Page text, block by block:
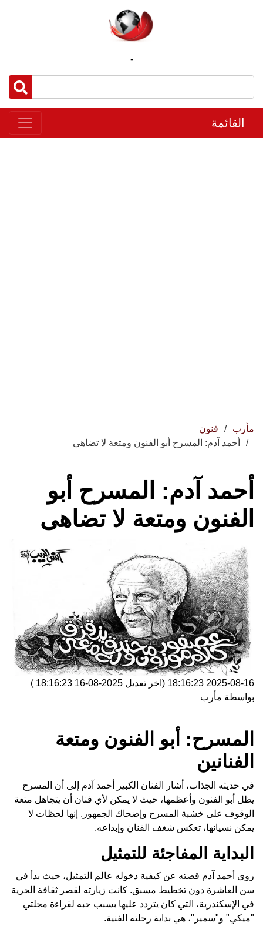
-
القائمة
مأرب
فنون
أحمد آدم: المسرح أبو الفنون ومتعة لا تضاهى
أحمد آدم: المسرح أبو
الفنون ومتعة لا تضاهى
2025-08-16 18:16:23 (اخر تعديل 2025-08-16 18:16:23
)
بواسطة مأرب
المسرح: أبو الفنون ومتعة
الفنانين
في حديثه الجذاب، أشار الفنان الكبير أحمد آدم إلى أن المسرح
يظل أبو الفنون وأعظمها، حيث لا يمكن لأي فنان أن يتجاهل متعة
الوقوف على خشبة المسرح وإضحاك الجمهور. إنها لحظات لا
يمكن نسيانها، تعكس شغف الفنان وإبداعه.
البداية المفاجئة للتمثيل
روى أحمد آدم قصته عن كيفية دخوله عالم التمثيل، حيث بدأ في
سن العاشرة دون تخطيط مسبق. كانت زيارته لقصر ثقافة الحرية
في الإسكندرية، التي كان يتردد عليها بسبب حبه لقراءة مجلتي
"ميكي" و"سمير"، هي بداية رحلته الفنية.